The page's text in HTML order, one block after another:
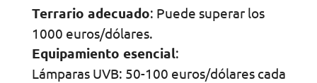
Terrario adecuado: Puede superar los
1000 euros/dólares.
Equipamiento esencial:
Lámparas UVB: 50-100 euros/dólares cada